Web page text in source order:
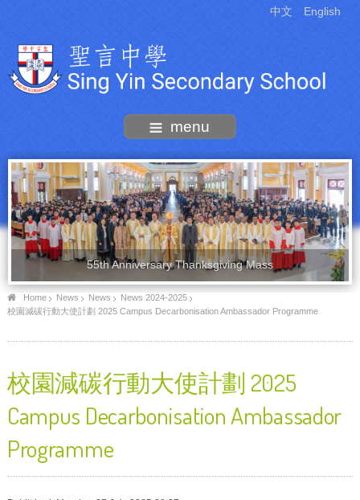
中文 English
menu
55th Anniversary Thanksgiving Mass
Home News News
News 2024-2025
校園減碳行動大使計劃 2025 Campus Decarbonisation Ambassador Programme
校園減碳行動大使計劃 2025
Campus Decarbonisation Ambassador
Programme